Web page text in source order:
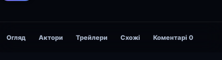
Огляд Актори Трейлери Схожі Коментарі 0